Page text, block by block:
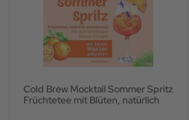
Cold Brew Mocktail Sommer Spritz
Früchtetee mit Blüten, natürlich